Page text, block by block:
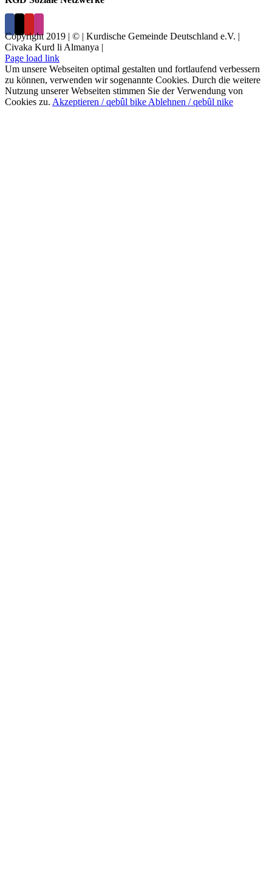
Copyright 2019 | © | Kurdische Gemeinde Deutschland e.V. |
Civaka Kurd li Almanya |
Page load link
Um unsere Webseiten optimal gestalten und fortlaufend verbessern
zu können, verwenden wir sogenannte Cookies. Durch die weitere
Nutzung unserer Webseiten stimmen Sie der Verwendung von
Cookies zu. Akzeptieren / qebûl bike Ablehnen / qebûl nike